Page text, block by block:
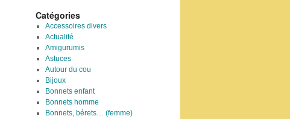
Catégories
Accessoires divers
Actualité
Amigurumis
Astuces
Autour du cou
Bijoux
Bonnets enfant
Bonnets homme
Bonnets, bérets… (femme)